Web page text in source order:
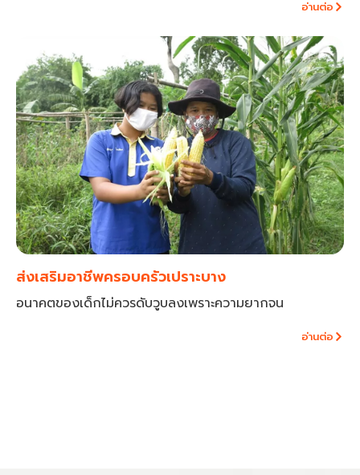
อ่านต่อ
ส่งเสริมอาชีพครอบครัวเปราะบาง
อนาคตของเด็กไม่ควรดับวูบลงเพราะความยากจน
อ่านต่อ